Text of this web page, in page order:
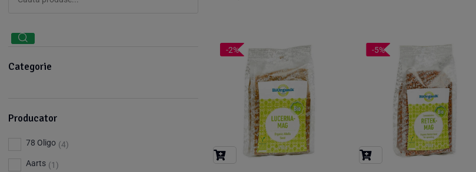
Categorie
Producator
78 Oligo (4)
Aarts (1)
-2% -5%